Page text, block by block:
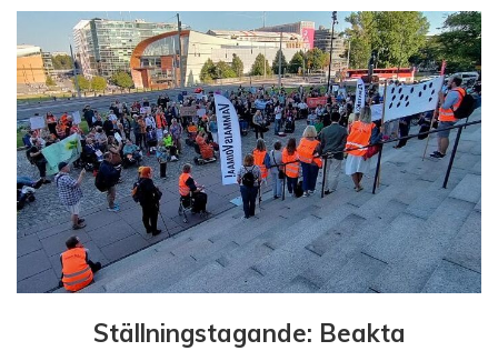
g
e
r
i
n
g
Ställningstagande: Beakta